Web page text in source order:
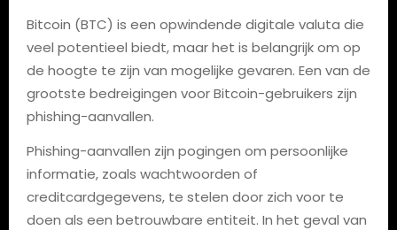
Bitcoin (BTC) is een opwindende digitale valuta die
veel potentieel biedt, maar het is belangrijk om op
de hoogte te zijn van mogelijke gevaren. Een van de
grootste bedreigingen voor Bitcoin-gebruikers zijn
phishing-aanvallen.
Phishing-aanvallen zijn pogingen om persoonlijke
informatie, zoals wachtwoorden of
creditcardgegevens, te stelen door zich voor te
doen als een betrouwbare entiteit. In het geval van